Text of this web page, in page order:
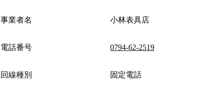
事業者名 小林表具店
電話番号 0794-62-2519
回線種別 固定電話